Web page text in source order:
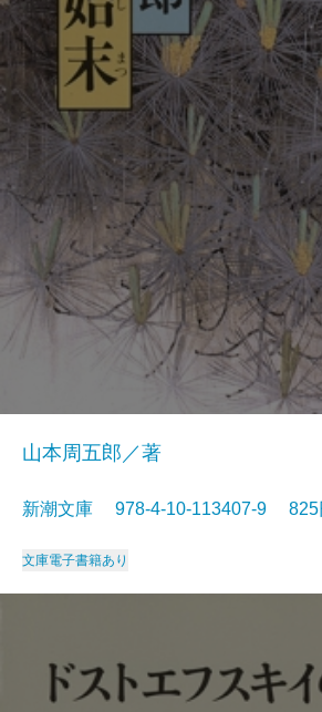
山本周五郎／著
新潮文庫 978-4-10-113407-9
文庫電子書籍あり